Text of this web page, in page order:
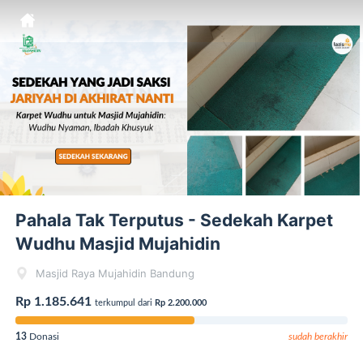
Pahala Tak Terputus - Sedekah Karpet
Wudhu Masjid Mujahidin
Masjid Raya Mujahidin Bandung
Rp 1.185.641 terkumpul dari Rp 2.200.000
13 Donasi sudah berakhir